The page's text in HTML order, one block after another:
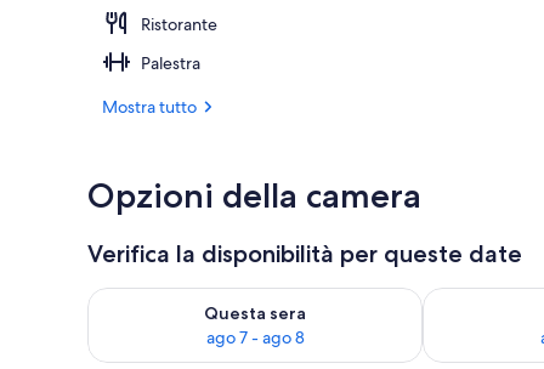
Ristorante
Palestra
Mostra tutto
Opzioni della camera
Verifica la disponibilità per queste date
Questa sera
ago 7 - ago 8
Verifica la disponibilità per questa sera, ago 7 - ago 8
Verifica la